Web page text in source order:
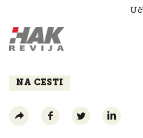
Razgovori
NA CESTI